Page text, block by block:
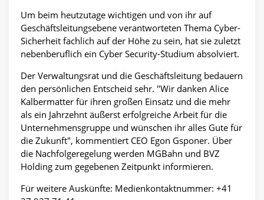
Um beim heutzutage wichtigen und von ihr auf
Geschäftsleitungsebene verantworteten Thema Cyber-
Sicherheit fachlich auf der Höhe zu sein, hat sie zuletzt
nebenberuflich ein Cyber Security-Studium absolviert.
Der Verwaltungsrat und die Geschäftsleitung bedauern
den persönlichen Entscheid sehr. "Wir danken Alice
Kalbermatter für ihren großen Einsatz und die mehr
als ein Jahrzehnt äußerst erfolgreiche Arbeit für die
Unternehmensgruppe und wünschen ihr alles Gute für
die Zukunft", kommentiert CEO Egon Gsponer. Über
die Nachfolgeregelung werden MGBahn und BVZ
Holding zum gegebenen Zeitpunkt informieren.
Für weitere Auskünfte: Medienkontaktnummer: +41